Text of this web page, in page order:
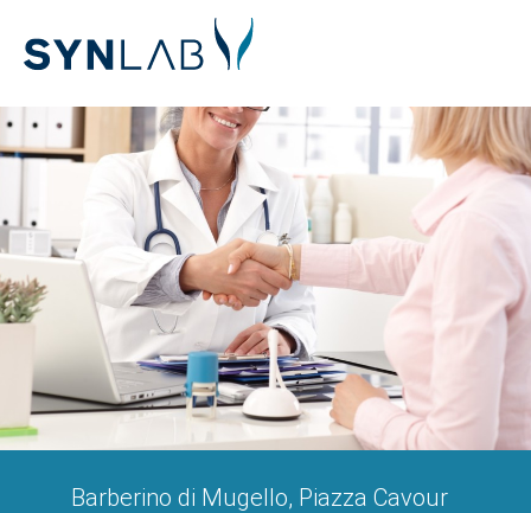
Barberino di Mugello, Piazza Cavour